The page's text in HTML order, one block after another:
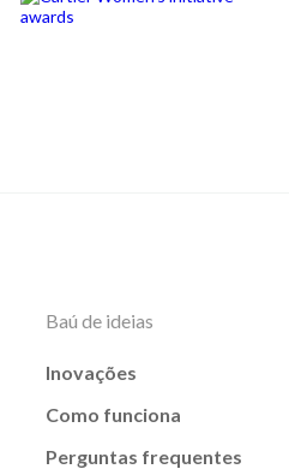
Baú de ideias
Inovações
Como funciona
Perguntas frequentes